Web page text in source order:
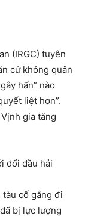
(IRGC) tuyên
cứ không quân
hấn” nào
liệt hơn”.
gia tăng
đối đầu hải
cố gắng đi
bị lực lượng